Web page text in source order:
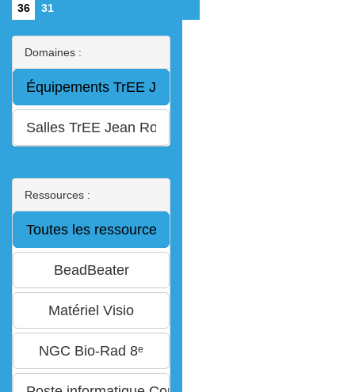
36
31
Domaines :
Ressources :